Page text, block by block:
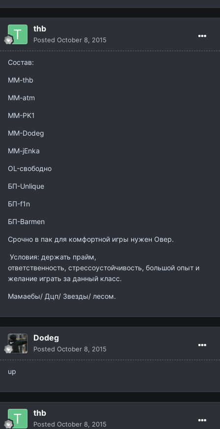
thb
Posted October 8, 2015
Состав:
MM-thb
MM-atm
MM-PK1
MM-Dodeg
MM-jEnka
OL-свободно
БП-Unlique
БП-f1n
БП-Barmen
Срочно в пак для комфортной игры нужен Овер.
Условия: держать прайм,
ответственность, стрессоустойчивость, большой опыт и
желание играть за данный класс.
Мамаебы/ Дцп/ Звезды/ лесом.
Dodeg
Posted October 8, 2015
up
thb
Posted October 8, 2015